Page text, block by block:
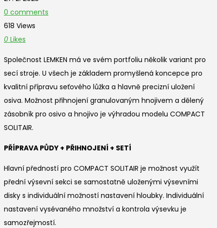
0 comments
618 Views
0 Likes
Společnost LEMKEN má ve svém portfoliu několik variant pro
secí stroje. U všech je základem promyšlená koncepce pro
kvalitní přípravu seťového lůžka a hlavně precizní uložení
osiva. Možnost přihnojení granulovaným hnojivem a dělený
zásobník pro osivo a hnojivo je výhradou modelu COMPACT
SOLITAIR.
PŘÍPRAVA PŮDY + PŘIHNOJENÍ + SETÍ
Hlavní předností pro COMPACT SOLITAIR je možnost využít
přední výsevní sekci se samostatně uloženými výsevními
disky s individuální možností nastavení hloubky. Individuální
nastavení vysévaného množství a kontrola výsevku je
samozřejmostí.